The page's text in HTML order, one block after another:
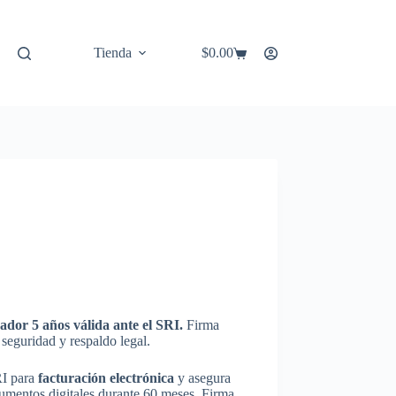
Tienda
Carro
$0.00
5 años válida ante el SRI. Firma
y respaldo legal.
parafacturación electrónica y asegura